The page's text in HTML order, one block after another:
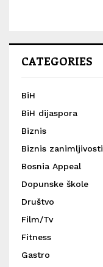
CATEGORIES
BiH
BiH dijaspora
Biznis
Biznis zanimljivosti
Bosnia Appeal
Dopunske škole
Društvo
Film/Tv
Fitness
Gastro